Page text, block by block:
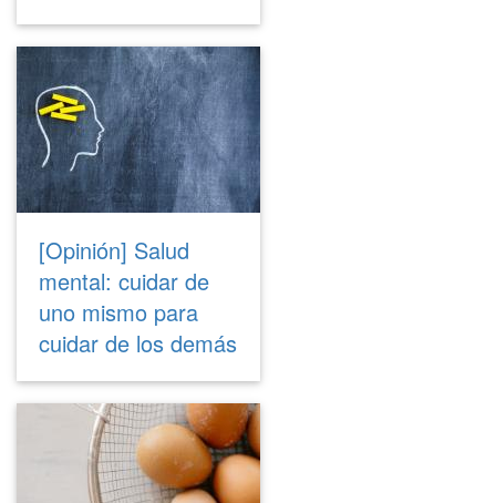
[Opinión] Salud
mental: cuidar de
uno mismo para
cuidar de los demás